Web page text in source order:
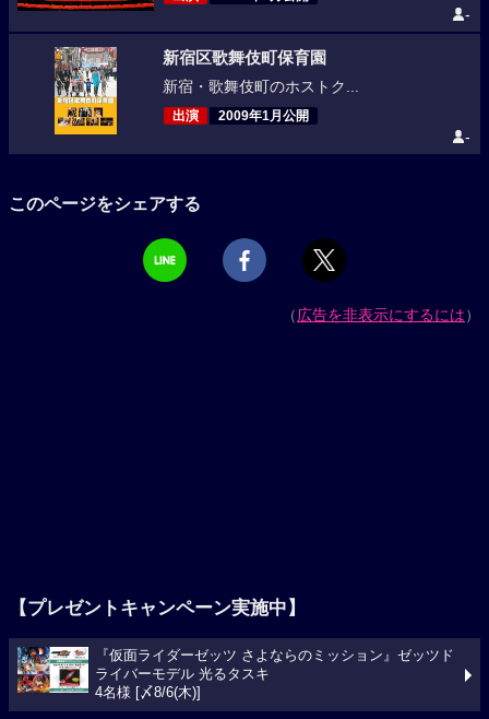
-
新宿区歌舞伎町保育園
新宿・歌舞伎町のホストク...
出演 2009年1月公開
-
このページをシェアする
（広告を非表示にするには）
【プレゼントキャンペーン実施中】
『仮面ライダーゼッツ さよならのミッション』ゼッツド
ライバーモデル 光るタスキ
4名様 [〆8/6(木)]